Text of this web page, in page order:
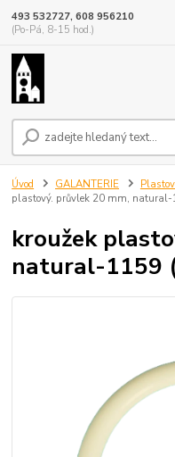
493 532727, 608 956210
(Po-Pá, 8-15 hod.)
Úvod GALANTERIE
plastový. průvlek 20 mm, natural-
kroužek
natural-1159